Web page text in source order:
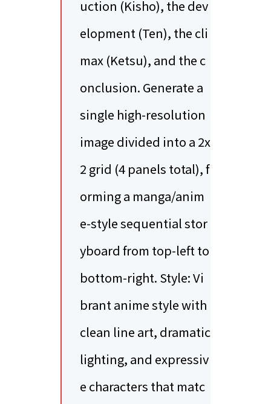
uction (Kisho), the dev
elopment (Ten), the cli
max (Ketsu), and the c
onclusion. Generate a
single high-resolution
image divided into a 2x
2 grid (4 panels total), f
orming a manga/anim
e-style sequential stor
yboard from top-left to
bottom-right. Style: Vi
brant anime style with
clean line art, dramatic
lighting, and expressiv
e characters that matc